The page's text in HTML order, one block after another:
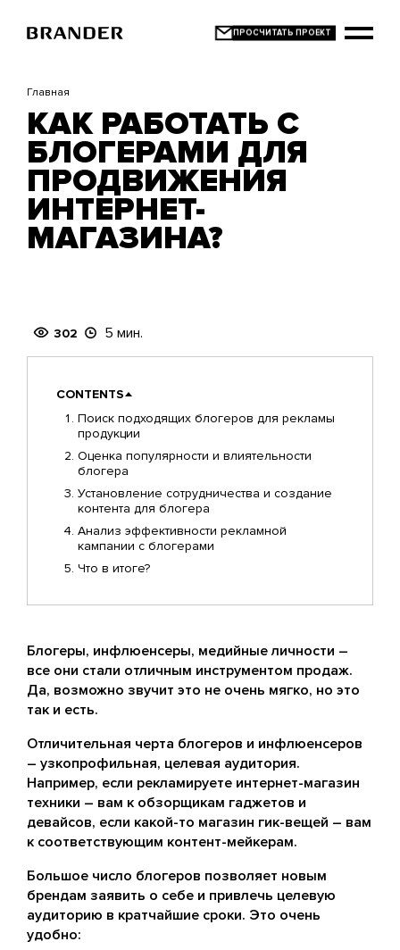
основному
Главная
КАК РАБОТАТЬ С
БЛОГЕРАМИ ДЛЯ
ПРОДВИЖЕНИЯ
ИНТЕРНЕТ-
МАГАЗИНА?
302 5 мин.
CONTENTS
Поиск подходящих блогеров для рекламы
продукции
Оценка популярности и влиятельности
блогера
Установление сотрудничества и создание
контента для блогера
Анализ эффективности рекламной
кампании с блогерами
Что в итоге?
Блогеры, инфлюенсеры, медийные личности –
все они стали отличным инструментом продаж.
Да, возможно звучит это не очень мягко, но это
так и есть.
Отличительная черта блогеров и инфлюенсеров
– узкопрофильная, целевая аудитория.
Например, если рекламируете интернет-магазин
техники – вам к обзорщикам гаджетов и
девайсов, если какой-то магазин гик-вещей – вам
к соответствующим контент-мейкерам.
Большое число блогеров позволяет новым
брендам заявить о себе и привлечь целевую
аудиторию в кратчайшие сроки. Это очень
удобно: